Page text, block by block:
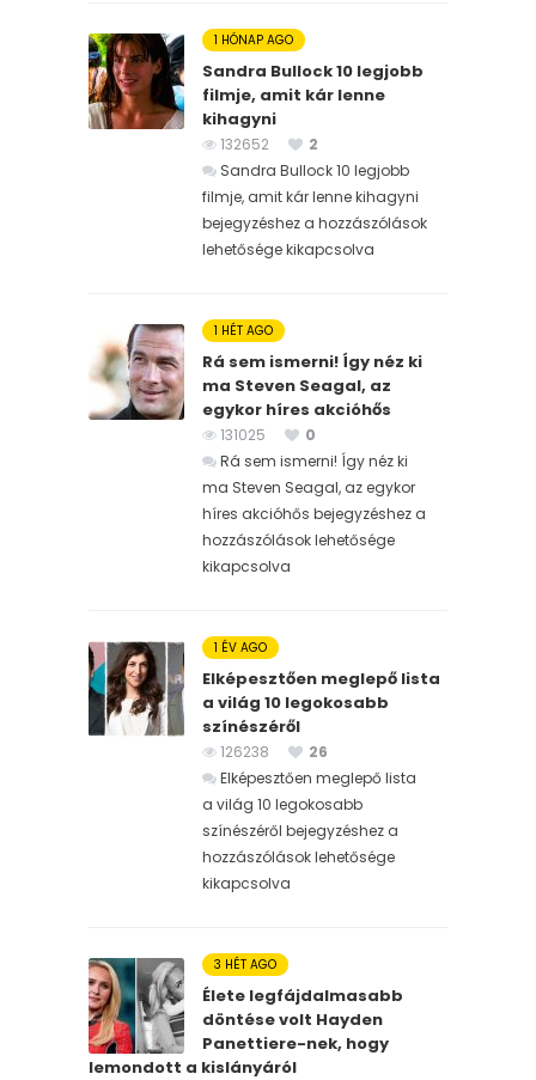
1 HÓNAP AGO
Sandra Bullock 10 legjobb
filmje, amit kár lenne
kihagyni
132652
2
Sandra Bullock 10 legjobb
filmje, amit kár lenne kihagyni
bejegyzéshez a hozzászólások
lehetősége kikapcsolva
1 HÉT AGO
Rá sem ismerni! Így néz ki
ma Steven Seagal, az
egykor híres akcióhős
131025
0
Rá sem ismerni! Így néz ki
ma Steven Seagal, az egykor
híres akcióhős bejegyzéshez a
hozzászólások lehetősége
kikapcsolva
1 ÉV AGO
Elképesztően meglepő lista
a világ 10 legokosabb
színészéről
126238
26
Elképesztően meglepő lista
a világ 10 legokosabb
színészéről bejegyzéshez a
hozzászólások lehetősége
kikapcsolva
3 HÉT AGO
Élete legfájdalmasabb
döntése volt Hayden
Panettiere-nek, hogy
lemondott a kislányáról